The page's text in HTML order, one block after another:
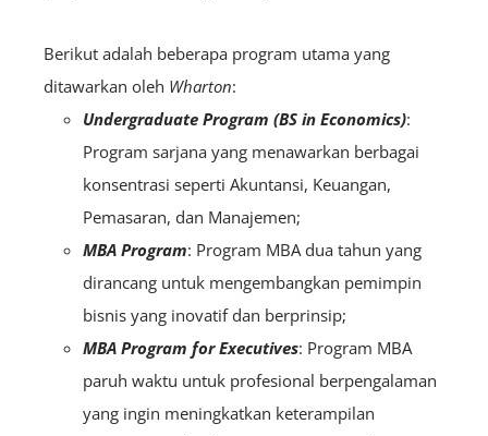
Berikut adalah beberapa program utama yang
ditawarkan oleh Wharton:
Undergraduate Program (BS in Economics):
Program sarjana yang menawarkan berbagai
konsentrasi seperti Akuntansi, Keuangan,
Pemasaran, dan Manajemen;
MBA Program: Program MBA dua tahun yang
dirancang untuk mengembangkan pemimpin
bisnis yang inovatif dan berprinsip;
MBA Program for Executives: Program MBA
paruh waktu untuk profesional berpengalaman
yang ingin meningkatkan keterampilan